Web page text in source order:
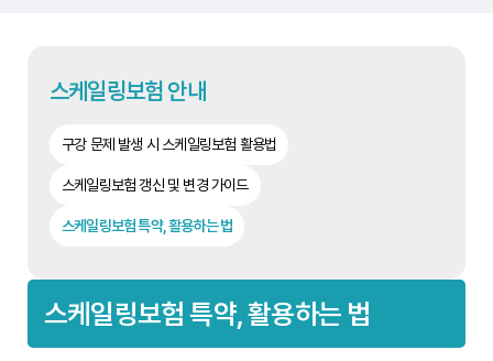
스케일링보험 안내
구강 문제 발생 시 스케일링보험 활용법
스케일링보험 갱신 및 변경 가이드
스케일링보험 특약, 활용하는 법
스케일링보험 특약, 활용하는 법